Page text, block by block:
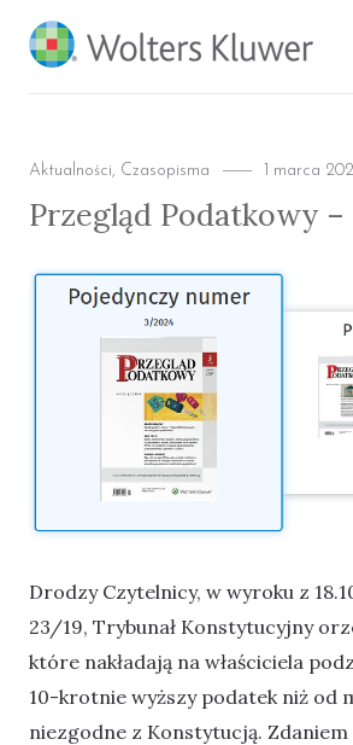
BLOG KSIĘGARNI
PROFINFO.PL
Categories
Aktualności, Czasopisma
Posted
1 marca
Przegląd Podatkowy
Drodzy Czytelnicy, w wyroku z
23/19, Trybunał Konstytucyjny
które nakładają na właściciela
10-krotnie wyższy podatek niż od
niezgodne z Konstytucją. Zdaniem